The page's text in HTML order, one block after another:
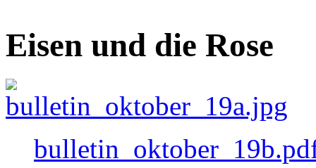
Eisen und die Rose